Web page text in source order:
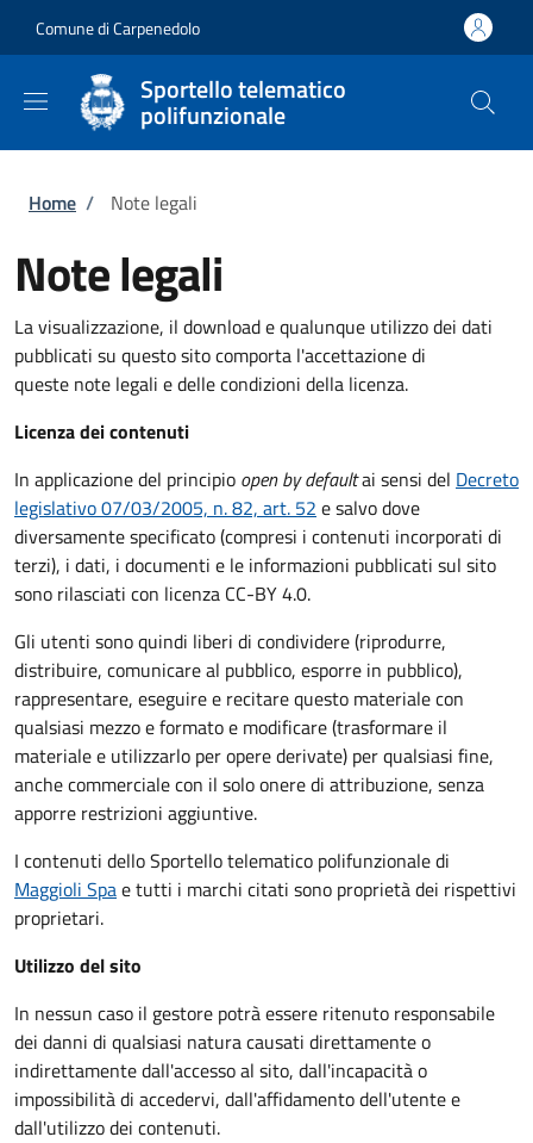
Comune di Carpenedolo
Sportello telematico
polifunzionale
Briciole di pane
Home / Note legali
Note legali
La visualizzazione, il download e qualunque utilizzo dei dati
pubblicati su questo sito comporta l'accettazione di
queste note legali e delle condizioni della licenza.
Licenza dei contenuti
In applicazione del principio open by defaultai sensi del Decreto
legislativo 07/03/2005, n. 82, art. 52 e salvo dove
diversamente specificato (compresi i contenuti incorporati di
terzi), i dati, i documenti e le informazioni pubblicati sul sito
sono rilasciati con licenza CC-BY 4.0.
Gli utenti sono quindi liberi di condividere (riprodurre,
distribuire, comunicare al pubblico, esporre in pubblico),
rappresentare, eseguire e recitare questo materiale con
qualsiasi mezzo e formato e modificare (trasformare il
materiale e utilizzarlo per opere derivate) per qualsiasi fine,
anche commerciale con il solo onere di attribuzione, senza
apporre restrizioni aggiuntive.
I contenuti dello Sportello telematico polifunzionaledi
Maggioli Spae tutti i marchi citati sono proprietà dei rispettivi
proprietari.
Utilizzo del sito
In nessun caso il gestore potrà essere ritenuto responsabile
dei danni di qualsiasi natura causati direttamente o
indirettamente dall'accesso al sito, dall'incapacità o
impossibilità di accedervi, dall'affidamento dell'utente e
dall'utilizzo dei contenuti.